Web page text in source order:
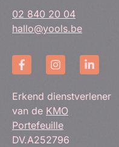
02 840 20 04
hallo@yools.be
Erkend dienstverlener
van de KMO
Portefeuille
DV.A252796